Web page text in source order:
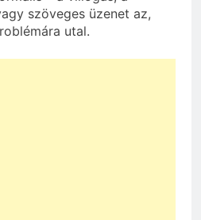
szöveges üzenet az,
utal.